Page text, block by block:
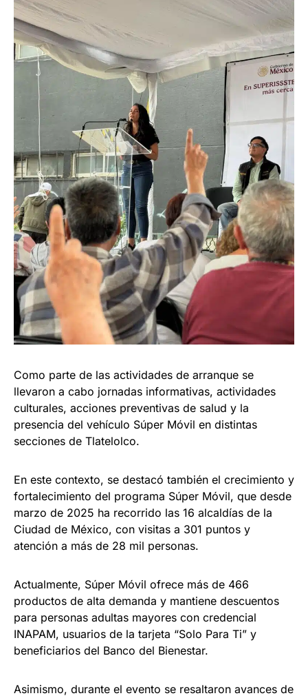
Como parte de las actividades de arranque se
llevaron a cabo jornadas informativas, actividades
culturales, acciones preventivas de salud y la
presencia del vehículo Súper Móvil en distintas
secciones de Tlatelolco.
En este contexto, se destacó también el crecimiento y
fortalecimiento del programa Súper Móvil, que desde
marzo de 2025 ha recorrido las 16 alcaldías de la
Ciudad de México, con visitas a 301 puntos y
atención a más de 28 mil personas.
Actualmente, Súper Móvil ofrece más de 466
productos de alta demanda y mantiene descuentos
para personas adultas mayores con credencial
INAPAM, usuarios de la tarjeta “Solo Para Ti” y
beneficiarios del Banco del Bienestar.
Asimismo, durante el evento se resaltaron avances de